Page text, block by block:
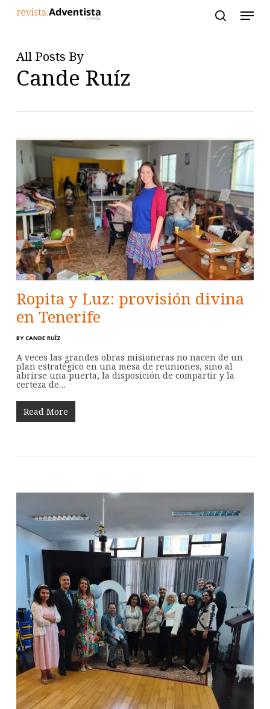
contentAll Posts By
Cande Ruíz
Ropita y Luz: provisión divina
en Tenerife
BY CANDE RUÍZ
A veces las grandes obras misioneras no nacen de un
plan estratégico en una mesa de reuniones, sino al
abrirse una puerta, la disposición de compartir y la
certeza de…
Read More